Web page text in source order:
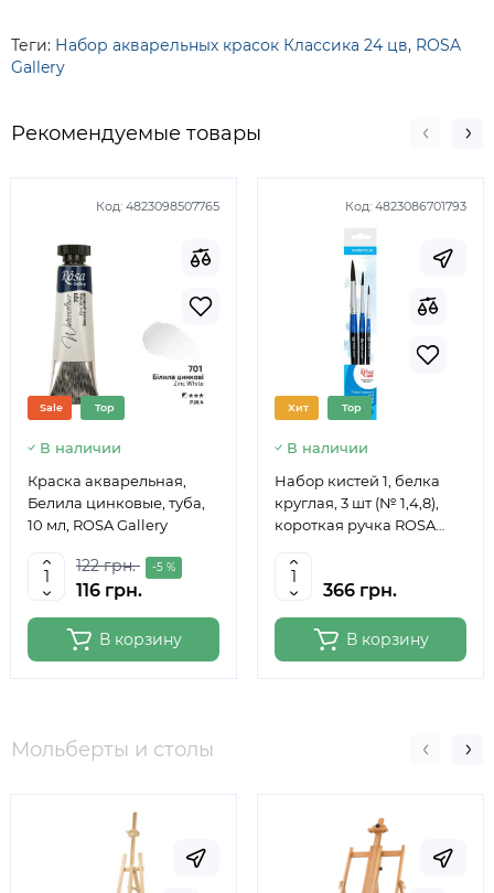
Теги: Набор акварельных красок Классика 24 цв, ROSA
Gallery
Рекомендуемые товары
Код: 4823098507765
Sale Top
В наличии
Краска акварельная,
Белила цинковые, туба,
10 мл, ROSA Gallery
122 грн. -5 %
116 грн.
В корзину
Код: 4823086701793
Хит Top
В наличии
Набор кистей 1, белка
круглая, 3 шт (№ 1,4,8),
короткая ручка ROSA
366 грн.
В корзину
Мольберты и столы